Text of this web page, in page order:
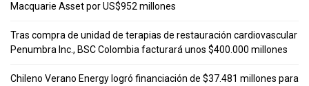
Macquarie Asset por US$952 millones
Tras compra de unidad de terapias de restauración cardiovascular
Penumbra Inc., BSC Colombia facturará unos $400.000 millones
Chileno Verano Energy logró financiación de $37.481 millones para